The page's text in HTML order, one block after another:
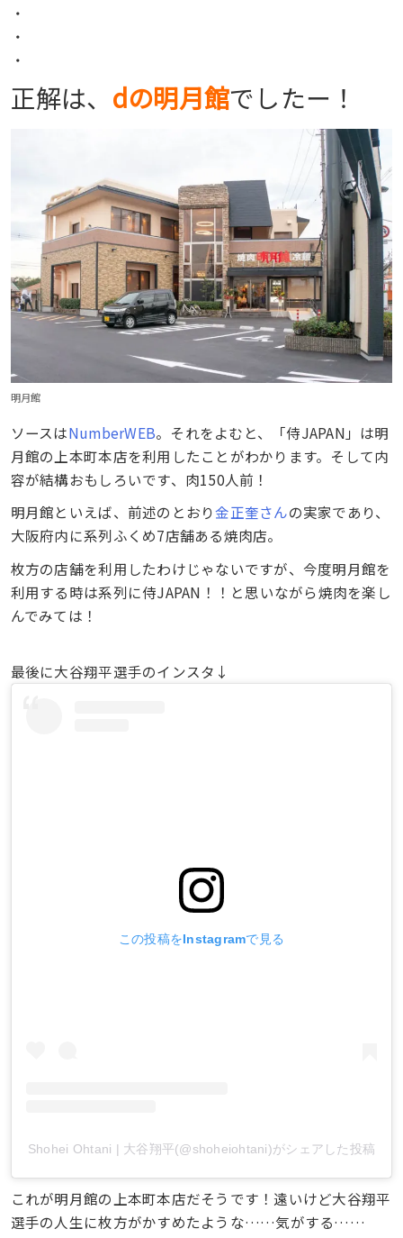
・
・
・
正解は、 dの明月館でしたー！
明月館
ソースはNumberWEB。それをよむと、「侍JAPAN」は明
月館の上本町本店を利用したことがわかります。そして内
容が結構おもしろいです、肉150人前！
明月館といえば、前述のとおり金正奎さんの実家であり、
大阪府内に系列ふくめ7店舗ある焼肉店。
枚方の店舗を利用したわけじゃないですが、今度明月館を
利用する時は系列に侍JAPAN！！と思いながら焼肉を楽し
んでみては！
最後に大谷翔平選手のインスタ↓
この投稿をInstagramで見る
Shohei Ohtani | 大谷翔平(@shoheiohtani)がシェアした投稿
これが明月館の上本町本店だそうです！遠いけど大谷翔平
選手の人生に枚方がかすめたような……気がする……